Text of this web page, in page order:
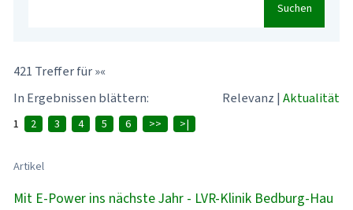
Suchen
421 Treffer für »«
In Ergebnissen blättern:
Relevanz | Aktualität
1 2 3 4 5 6 >> >|
Artikel
Mit E-Power ins nächste Jahr - LVR-Klinik Bedburg-Hau